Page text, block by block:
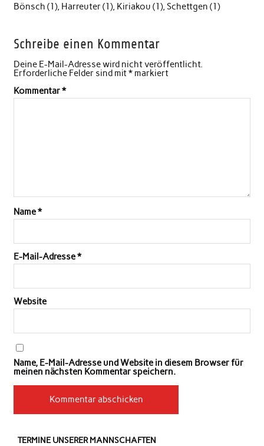
Bönsch (1), Harreuter (1), Kiriakou (1), Schettgen (1)
Schreibe einen Kommentar
Deine E-Mail-Adresse wird nicht veröffentlicht.
Erforderliche Felder sind mit*markiert
Kommentar*
Name*
E-Mail-Adresse*
Website
Name, E-Mail-Adresse und Website in diesem Browser für
meinen nächsten Kommentar speichern.
TERMINE UNSERER MANNSCHAFTEN